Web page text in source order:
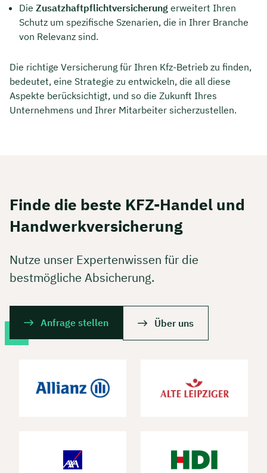
Die Zusatzhaftpflichtversicherung erweitert Ihren
Schutz um spezifische Szenarien, die in Ihrer Branche
von Relevanz sind.
Die richtige Versicherung für Ihren Kfz-Betrieb zu finden,
bedeutet, eine Strategie zu entwickeln, die all diese
Aspekte berücksichtigt, und so die Zukunft Ihres
Unternehmens und Ihrer Mitarbeiter sicherzustellen.
Finde die beste KFZ-Handel und
Handwerkversicherung
Nutze unser Expertenwissen für die
bestmögliche Absicherung.
Anfrage stellen Über uns